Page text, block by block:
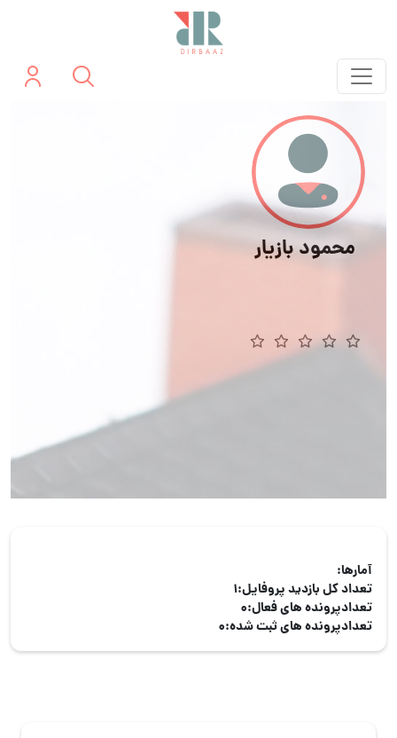
محمود بازیار
آمارها:
تعداد کل بازدید پروفایل:1
تعدادپرونده های فعال:0
تعدادپرونده های ثبت شده:0